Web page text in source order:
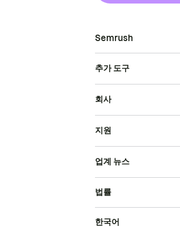
Semrush
추가 도구
회사
지원
업계 뉴스
법률
한국어